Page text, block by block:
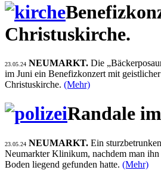
Christuskirche.
23.05.24 NEUMARKT. Die
im Juni ein Benefizkonzert mit
Christuskirche. (Mehr)
Randale
23.05.24 NEUMARKT. Ein
Neumarkter Klinikum, nachdem man
Boden liegend gefunden hatte. (Mehr)